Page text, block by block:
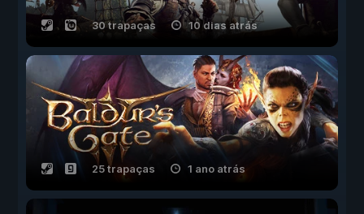
30 trapaças 10 dias atrás
25 trapaças 1 ano atrás